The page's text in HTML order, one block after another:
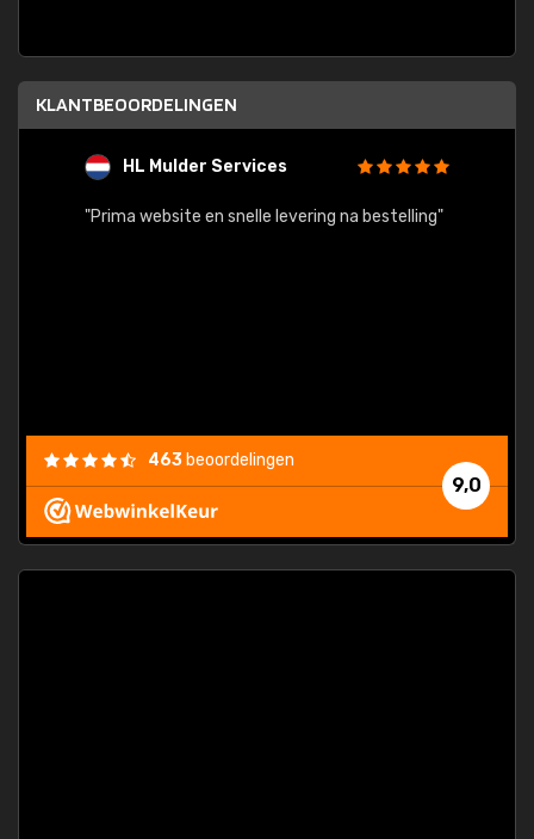
KLANTBEOORDELINGEN
HL Mulder Services
"Prima website en snelle levering na bestelling"
9,0
463 beoordelingen